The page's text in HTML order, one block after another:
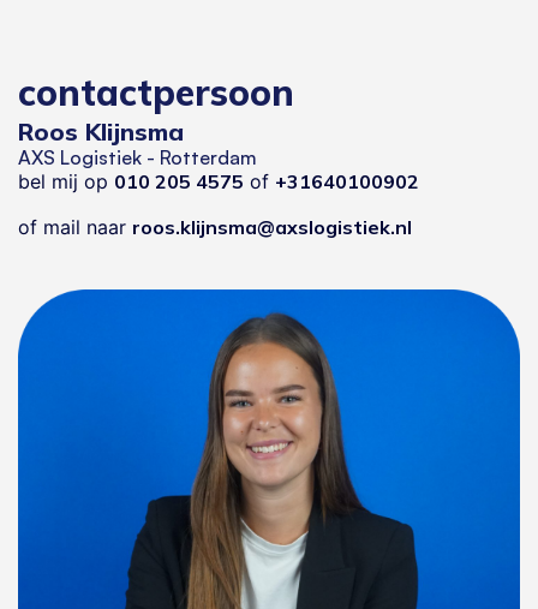
contactpersoon
Roos Klijnsma
AXS Logistiek - Rotterdam
bel mij op 010 205 4575 of +31640100902
of mail naar roos.klijnsma@axslogistiek.nl